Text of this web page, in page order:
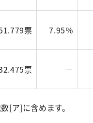
票 7.95％
票 －
[ア]に含めます。